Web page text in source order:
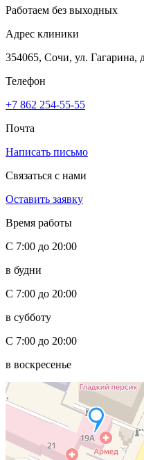
Работаем без выходных
Адрес клиники
354065, Сочи, ул. Гагарина,
Телефон
+7 862 254-55-55
Почта
Написать письмо
Связаться с нами
Оставить заявку
Время работы
С 7:00 до 20:00
в будни
С 7:00 до 20:00
в субботу
С 7:00 до 20:00
в воскресенье